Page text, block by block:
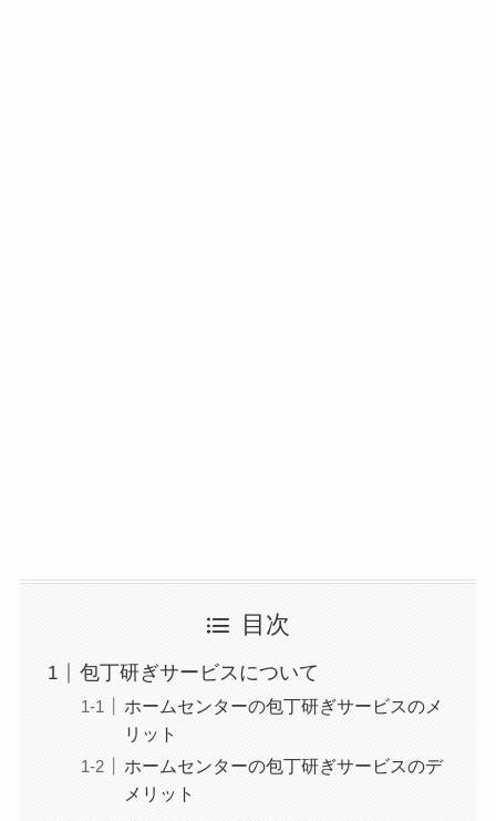
目次
包丁研ぎサービスについて
ホームセンターの包丁研ぎサービスのメ
リット
ホームセンターの包丁研ぎサービスのデ
メリット